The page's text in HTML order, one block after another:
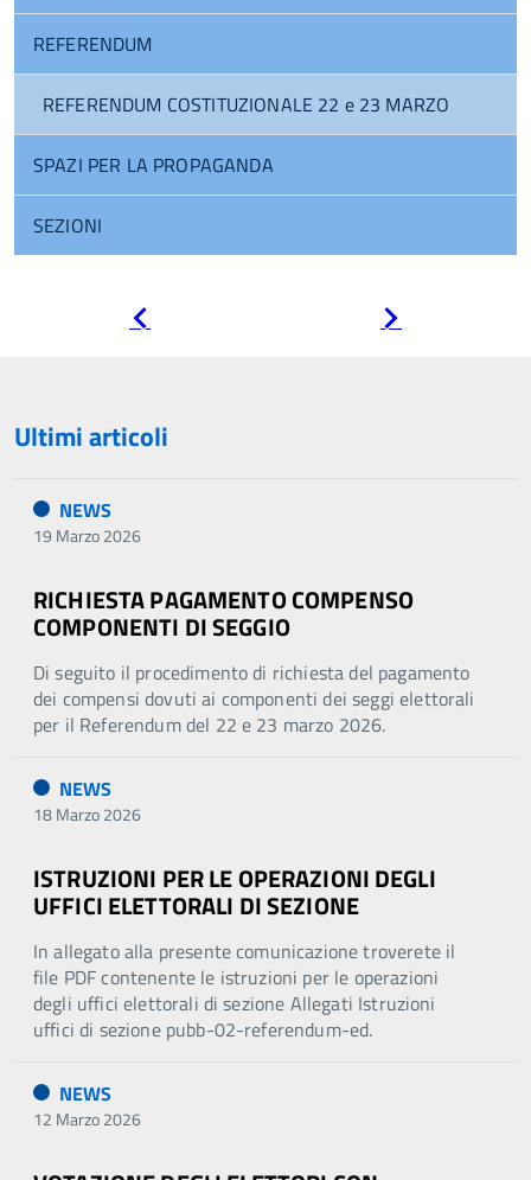
REFERENDUM
REFERENDUM COSTITUZIONALE 22 e 23 MARZO
SPAZI PER LA PROPAGANDA
SEZIONI
Ultimi articoli
NEWS
19 Marzo 2026
RICHIESTA PAGAMENTO COMPENSO
COMPONENTI DI SEGGIO
Di seguito il procedimento di richiesta del pagamento
dei compensi dovuti ai componenti dei seggi elettorali
per il Referendum del 22 e 23 marzo 2026.
NEWS
18 Marzo 2026
ISTRUZIONI PER LE OPERAZIONI DEGLI
UFFICI ELETTORALI DI SEZIONE
In allegato alla presente comunicazione troverete il
file PDF contenente le istruzioni per le operazioni
degli uffici elettorali di sezione Allegati Istruzioni
uffici di sezione pubb-02-referendum-ed.
NEWS
12 Marzo 2026